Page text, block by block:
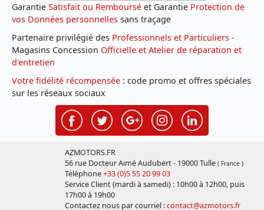
Garantie Satisfait ou Remboursé et Garantie Protection de
vos Données personnelles sans traçage
Partenaire privilégié des Professionnels et Particuliers -
Magasins Concession Officielle et Atelier de réparation et
d'entretien
Votre fidélité récompensée : code promo et offres spéciales
sur les réseaux sociaux
AZMOTORS.FR
56 rue Docteur Aimé Audubert - 19000 Tulle ( France )
Téléphone+33 (0)5 55 20 99 03
Service Client (mardi à samedi) : 10h00 à 12h00, puis
17h00 à 19h00
Contactez nous par courriel :contact@azmotors.fr